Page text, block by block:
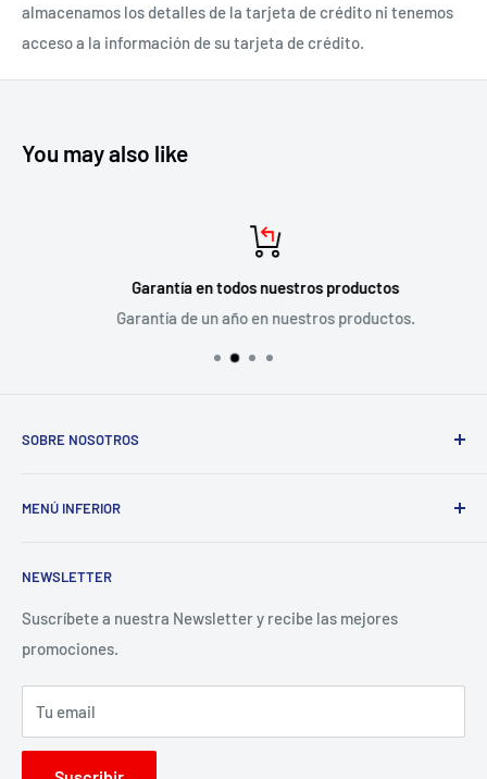
almacenamos los detalles de la tarjeta de crédito ni tenemos
acceso a la información de su tarjeta de crédito.
You may also like
Garantía en todos nuestros productos
Garantía de un año en nuestros productos.
SOBRE NOSOTROS
Perú SAC. Distribuidores Oficiales de Blackmagic Design,
MENÚ INFERIOR
Contacto
Preguntas Frecuentes
Términos del servicio
Política de reembolso
Facebook
Instagram
NEWSLETTER
Suscríbete a nuestra Newsletter y recibe las mejores
promociones.
Tu email